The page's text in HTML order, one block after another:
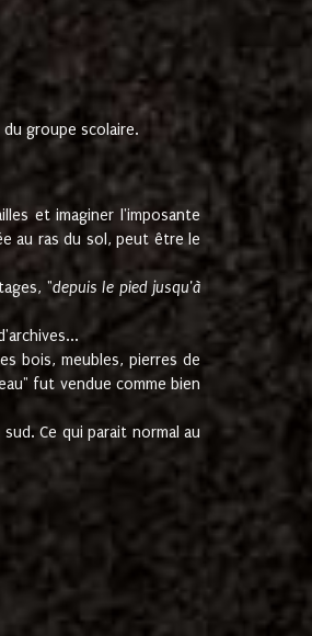
groupe scolaire.
et imaginer l'imposante
au ras du sol, peut être le
"depuis le pied jusqu'à
bois, meubles, pierres de
fut vendue comme bien
Ce qui parait normal au